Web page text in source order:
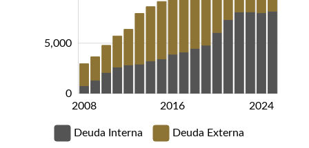
0
5,000
2024
2008 2016 2024
Deuda Interna Deuda Externa